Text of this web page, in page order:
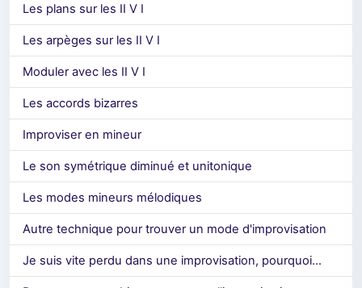
Les plans sur les II V I
Les arpèges sur les II V I
Moduler avec les II V I
Les accords bizarres
Improviser en mineur
Le son symétrique diminué et unitonique
Les modes mineurs mélodiques
Autre technique pour trouver un mode d'improvisation
Je suis vite perdu dans une improvisation, pourquoi...